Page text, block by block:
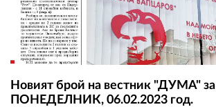
Новият брой на вестник "ДУМА" за
ПОНЕДЕЛНИК, 06.02.2023 год.
РЕДАКЦИЯ
КОНТАКТИ
АБОНАМЕНТ